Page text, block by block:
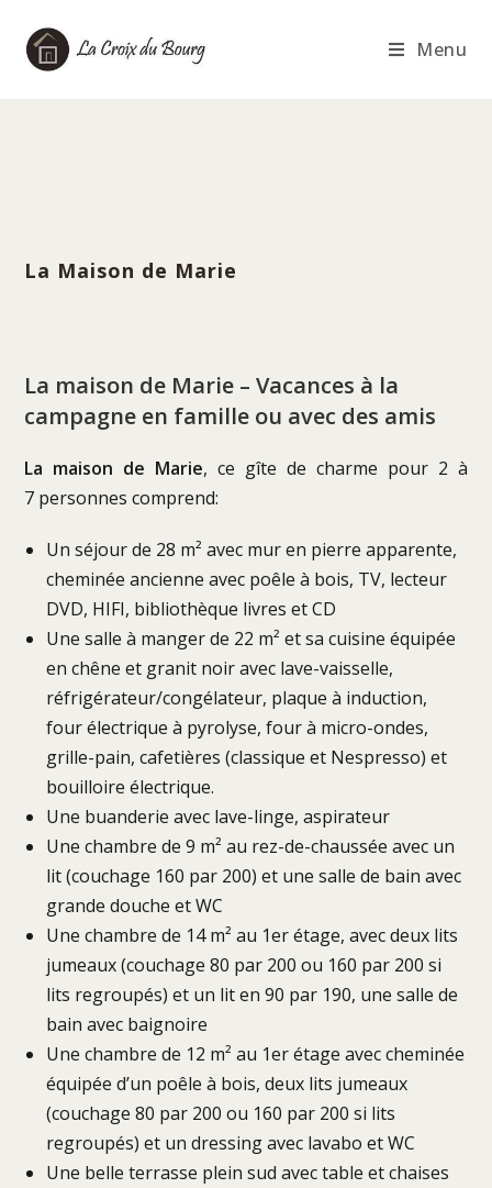
content
Menu
La Maison de Marie
La maison de Marie – Vacances à la
campagne en famille ou avec des amis
La maison de Marie, ce gîte de charme pour 2 à
7 personnes comprend:
Un séjour de 28 m² avec mur en pierre apparente,
cheminée ancienne avec poêle à bois, TV, lecteur
DVD, HIFI, bibliothèque livres et CD
Une salle à manger de 22 m² et sa cuisine équipée
en chêne et granit noir avec lave-vaisselle,
réfrigérateur/congélateur, plaque à induction,
four électrique à pyrolyse, four à micro-ondes,
grille-pain, cafetières (classique et Nespresso) et
bouilloire électrique.
Une buanderie avec lave-linge, aspirateur
Une chambre de 9 m² au rez-de-chaussée avec un
lit (couchage 160 par 200) et une salle de bain avec
grande douche et WC
Une chambre de 14 m² au 1er étage, avec deux lits
jumeaux (couchage 80 par 200 ou 160 par 200 si
lits regroupés) et un lit en 90 par 190, une salle de
bain avec baignoire
Une chambre de 12 m² au 1er étage avec cheminée
équipée d’un poêle à bois, deux lits jumeaux
(couchage 80 par 200 ou 160 par 200 si lits
regroupés) et un dressing avec lavabo et WC
Une belle terrasse plein sud avec table et chaises